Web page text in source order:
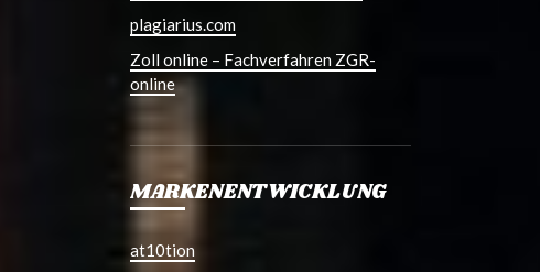
plagiarius.com
Zoll online – Fachverfahren ZGR-
online
MARKENENTWICKLUNG
at10tion